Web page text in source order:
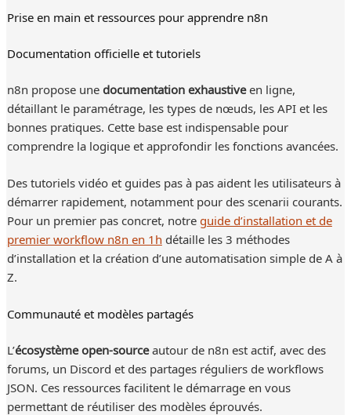
Prise en main et ressources pour apprendre n8n
Documentation officielle et tutoriels
n8n propose unedocumentation exhaustiveen ligne,
détaillant le paramétrage, les types de nœuds, les API et les
bonnes pratiques. Cette base est indispensable pour
comprendre la logique et approfondir les fonctions avancées.
Des tutoriels vidéo et guides pas à pas aident les utilisateurs à
démarrer rapidement, notamment pour des scenarii courants.
Pour un premier pas concret, notreguide d’installation et de
premier workflow n8n en 1h détaille les 3 méthodes
d’installation et la création d’une automatisation simple de A à
Z.
Communauté et modèles partagés
L’écosystème open-sourceautour de n8n est actif, avec des
forums, un Discord et des partages réguliers de workflows
JSON. Ces ressources facilitent le démarrage en vous
permettant de réutiliser des modèles éprouvés.